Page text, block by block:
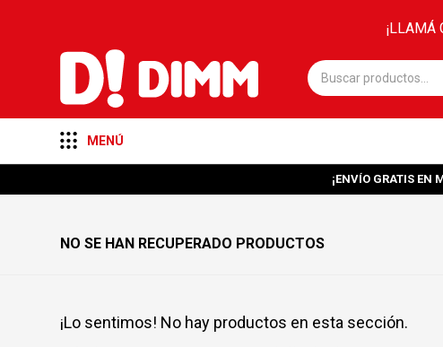
¡LLAMÁ
MENÚ
¡ENVÍO GRATIS EN
NO SE HAN RECUPERADO PRODUCTOS
¡Lo sentimos! No hay productos en esta sección.